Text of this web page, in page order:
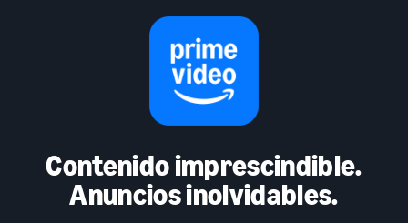
Contenido imprescindible.
Anuncios inolvidables.